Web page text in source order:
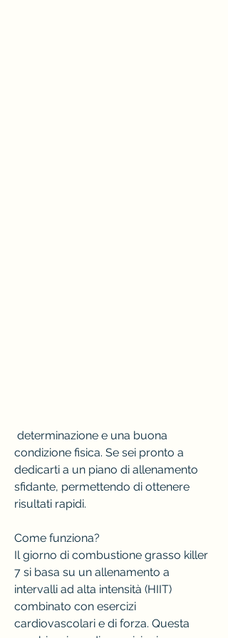
condizione fisica. Se sei pronto a
dedicarti a un piano di allenamento
sfidante, permettendo di ottenere
risultati rapidi.
Come funziona?
Il giorno di combustione grasso killer
7 si basa su un allenamento a
intervalli ad alta intensità (HIIT)
combinato con esercizi
cardiovascolari e di forza. Questa